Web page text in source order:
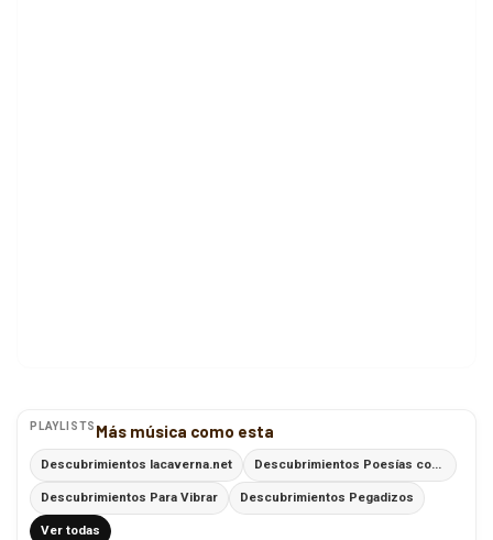
PLAYLISTS Más música como esta
Descubrimientos lacaverna.net Descubrimientos Poesías con Ritmo
Descubrimientos Para Vibrar Descubrimientos Pegadizos
Ver todas